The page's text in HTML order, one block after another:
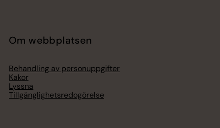
Om webbplatsen
Behandling av personuppgifter
Kakor
Lyssna
Tillgänglighetsredogörelse